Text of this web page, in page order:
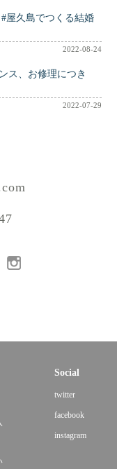
屋久島でつくる結婚
2022-08-24
ス、お修理につき
2022-07-29
Social
twitter
facebook
instagram